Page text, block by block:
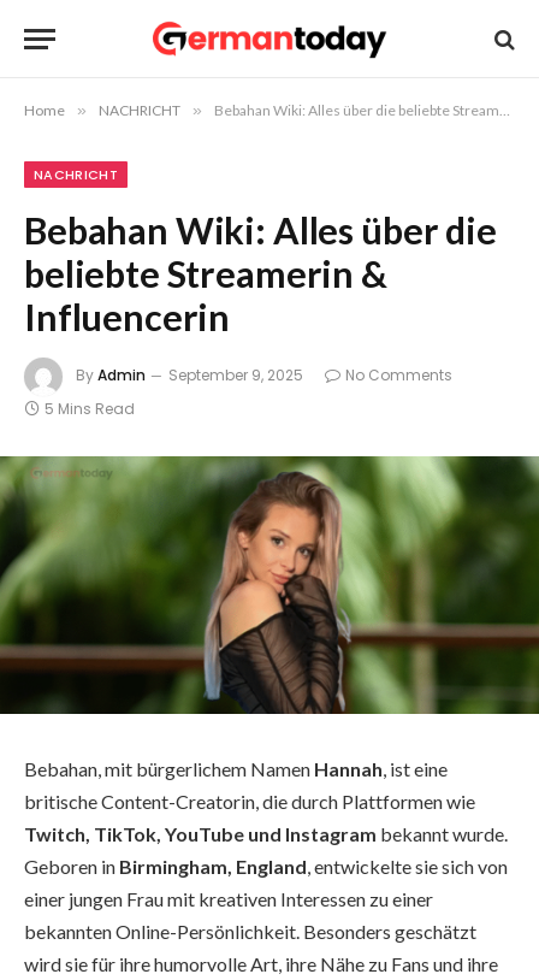
Home » NACHRICHT » Bebahan Wiki: Alles über die beliebte Streamerin & Influencerin
NACHRICHT
Bebahan Wiki: Alles über die
beliebte Streamerin &
Influencerin
ByAdmin September 9, 2025
No Comments
5 Mins Read
Bebahan, mit bürgerlichem Namen Hannah, ist eine
britische Content-Creatorin, die durch Plattformen wie
Twitch, TikTok, YouTube und Instagram bekannt wurde.
Geboren in Birmingham, England, entwickelte sie sich von
einer jungen Frau mit kreativen Interessen zu einer
bekannten Online-Persönlichkeit. Besonders geschätzt
wird sie für ihre humorvolle Art, ihre Nähe zu Fans und ihre